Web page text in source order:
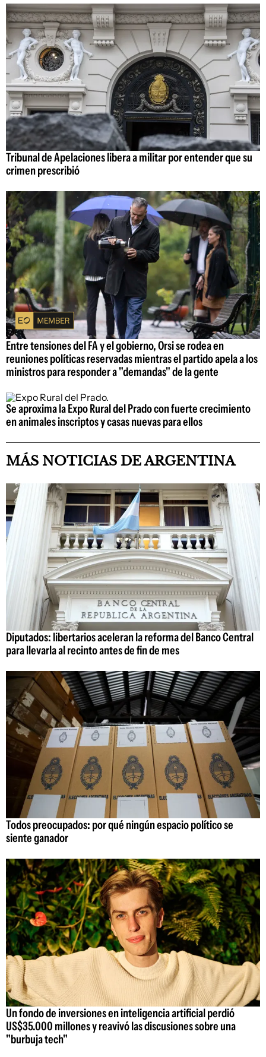
Tribunal de Apelaciones libera a militar por entender que su
crimen prescribió
Entre tensiones del FA y el gobierno, Orsi se rodea en
reuniones políticas reservadas mientras el partido apela a los
ministros para responder a "demandas" de la gente
Se aproxima la Expo Rural del Prado con fuerte crecimiento
en animales inscriptos y casas nuevas para ellos
MÁS NOTICIAS DE ARGENTINA
Diputados: libertarios aceleran la reforma del Banco Central
para llevarla al recinto antes de fin de mes
Todos preocupados: por qué ningún espacio político se
siente ganador
Un fondo de inversiones en inteligencia artificial perdió
US$35.000 millones y reavivó las discusiones sobre una
"burbuja tech"